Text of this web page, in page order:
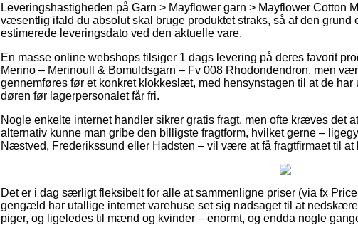
Leveringshastigheden på Garn > Mayflower garn > Mayflower Cotton
væsentlig ifald du absolut skal bruge produktet straks, så af den grund
estimerede leveringsdato ved den aktuelle vare.
En masse online webshops tilsiger 1 dags levering på deres favorit
Merino – Merinoull & Bomuldsgarn – Fv 008 Rhodondendron, men
gennemføres før et konkret klokkeslæt, med hensynstagen til at de har
døren før lagerpersonalet får fri.
Nogle enkelte internet handler sikrer gratis fragt, men ofte kræves det
alternativ kunne man gribe den billigste fragtform, hvilket gerne –
Næstved, Frederikssund eller Hadsten – vil være at få fragtfirmaet til
Det er i dag særligt fleksibelt for alle at sammenligne priser (via fx
gengæld har utallige internet varehuse set sig nødsaget til at
piger, og ligeledes til mænd og kvinder – enormt, og endda nogle